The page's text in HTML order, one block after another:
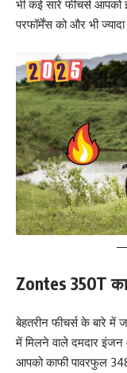
भी कई सारे फीचर्स
परफॉर्मेंस को और भी
Zontes 350T
बेहतरीन फीचर्स के बारे
में मिलने वाले दमदार
आपको काफी पावरफुल